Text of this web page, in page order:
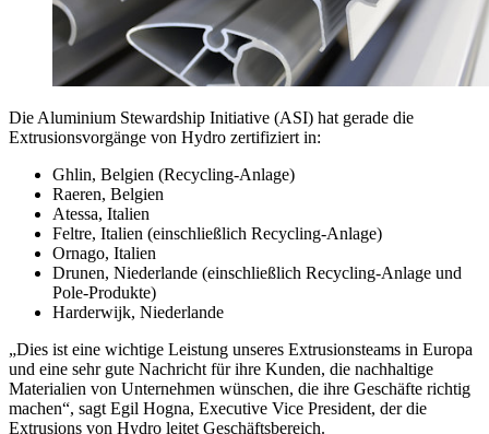
Die Aluminium Stewardship Initiative (ASI) hat gerade die
Extrusionsvorgänge von Hydro zertifiziert in:
Ghlin, Belgien (Recycling-Anlage)
Raeren, Belgien
Atessa, Italien
Feltre, Italien (einschließlich Recycling-Anlage)
Ornago, Italien
Drunen, Niederlande (einschließlich Recycling-Anlage und
Pole-Produkte)
Harderwijk, Niederlande
„Dies ist eine wichtige Leistung unseres Extrusionsteams in Europa
und eine sehr gute Nachricht für ihre Kunden, die nachhaltige
Materialien von Unternehmen wünschen, die ihre Geschäfte richtig
machen“, sagt Egil Hogna, Executive Vice President, der die
Extrusions von Hydro leitet Geschäftsbereich.